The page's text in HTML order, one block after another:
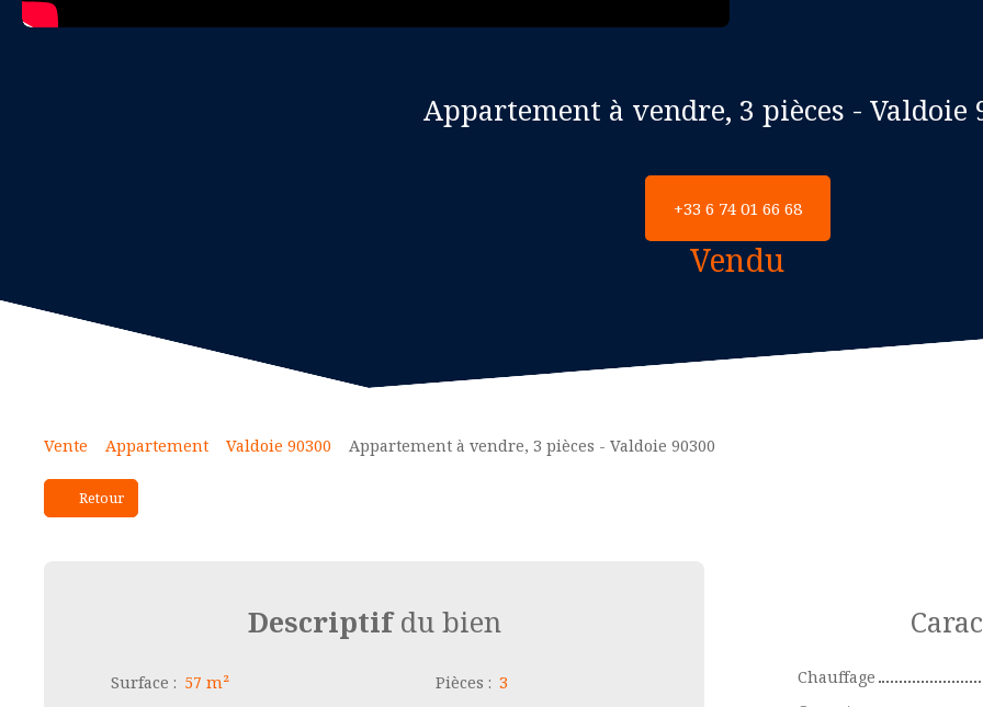
Appartement à vendre, 3 pièces - Valdoie
+33 6 74 01 66 68
Vendu
Vente Appartement Valdoie 90300 Appartement à vendre, 3 pièces - Valdoie 90300
Retour
Descriptifdu bien
Surface : 57 m² Pièces : 3 Chauffage